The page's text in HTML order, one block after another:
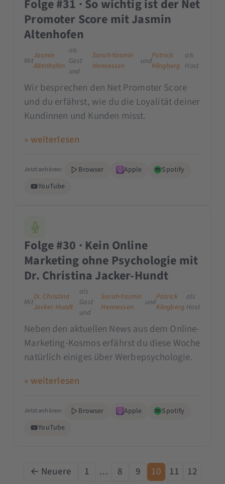
Folge #31 · So wichtig ist der Net
Promoter Score mit Jasmin
Altenhofen
Mit
Jasmin
Altenhofen
als
Gast
und
Sarah-Yasmin
Hennessen
und
Patrick
Klingberg
als
Host
Wir besprechen den Net Promoter Score
und du erfährst, wie du die Loyalität deiner
Kundinnen und Kunden misst.
» weiterlesen
Jetzt anhören: Browser Apple
Spotify
YouTube
Folge #30 · Kein Online
Marketing ohne Psychologie mit
Dr. Christina Jacker-Hundt
Mit
Dr. Christina
Jacker-Hundt
als
Gast
und
Sarah-Yasmin
Hennessen
und
Patrick
Klingberg
als
Host
Neben den aktuellen News aus dem Online-
Marketing-Kosmos erfährst du diese Woche
natürlich einiges über Werbepsychologie.
» weiterlesen
Jetzt anhören: Browser Apple
Spotify
YouTube
← Neuere 1 … 8 9 10 11
12